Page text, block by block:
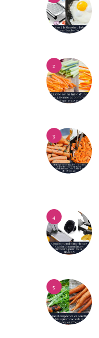
2
3
4
5